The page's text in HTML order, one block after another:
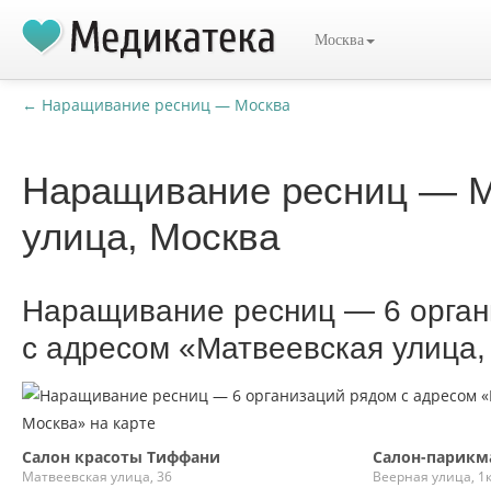
Москва
← Наращивание ресниц — Москва
Наращивание ресниц —
улица, Москва
Наращивание ресниц — 6
с адресом «Матвеевская
Салон красоты Тиффани
Матвеевская улица, 36
Салон-
Веерная улица,